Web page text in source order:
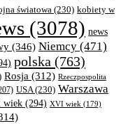
światowa (230) kobiety w
(3078) news
(346) Niemcy (471)
polska (763)
Rosja (312) Rzeczpospolita
USA(230) Warszawa
wiek (294) XVI wiek (179)